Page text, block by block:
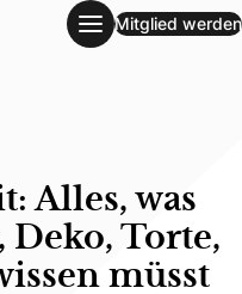
Kleider, Deko, Torte,
Mitglied werden
Alles, was
Torte,
müsst